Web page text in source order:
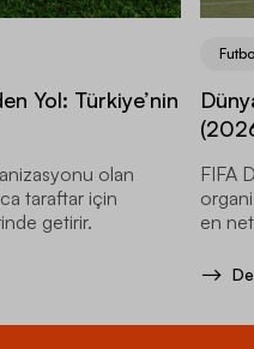
Yol: Türkiye’nin
olan
taraftar için
getirir.
FIFA
en